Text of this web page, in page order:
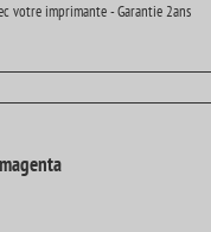
votre imprimante - Garantie 2ans